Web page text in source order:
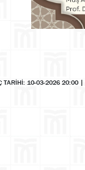
TARİHİ: 10-03-2026 20:00 |